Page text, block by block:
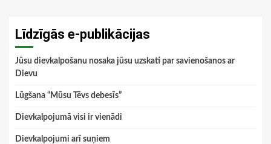
Līdzīgās e-publikācijas
Jūsu dievkalpošanu nosaka jūsu uzskati par savienošanos ar
Dievu
Lūgšana “Mūsu Tēvs debesīs”
Dievkalpojumā visi ir vienādi
Dievkalpojumi arī suņiem